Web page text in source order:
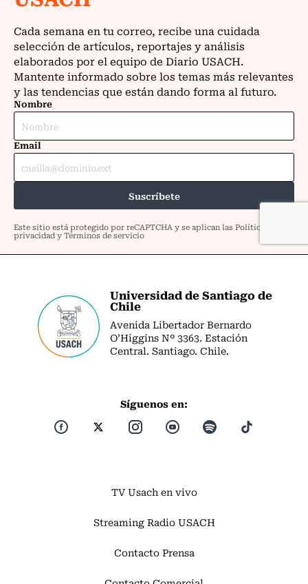
Universidad de Santiago de
Chile
Avenida Libertador Bernardo
O’Higgins Nº 3363. Estación
Central. Santiago. Chile.
Síguenos en:
TV Usach en vivo
Streaming Radio USACH
Contacto Prensa